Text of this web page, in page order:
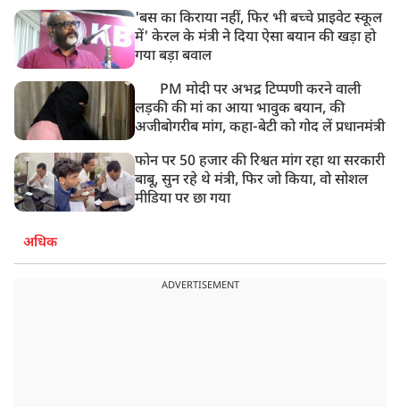
'बस का किराया नहीं, फिर भी बच्चे प्राइवेट स्कूल
में' केरल के मंत्री ने दिया ऐसा बयान की खड़ा हो
गया बड़ा बवाल
PM मोदी पर अभद्र टिप्पणी करने वाली
लड़की की मां का आया भावुक बयान, की
अजीबोगरीब मांग, कहा-बेटी को गोद लें प्रधानमंत्री
फोन पर 50 हजार की रिश्वत मांग रहा था सरकारी
बाबू, सुन रहे थे मंत्री, फिर जो किया, वो सोशल
मीडिया पर छा गया
अधिक
ADVERTISEMENT